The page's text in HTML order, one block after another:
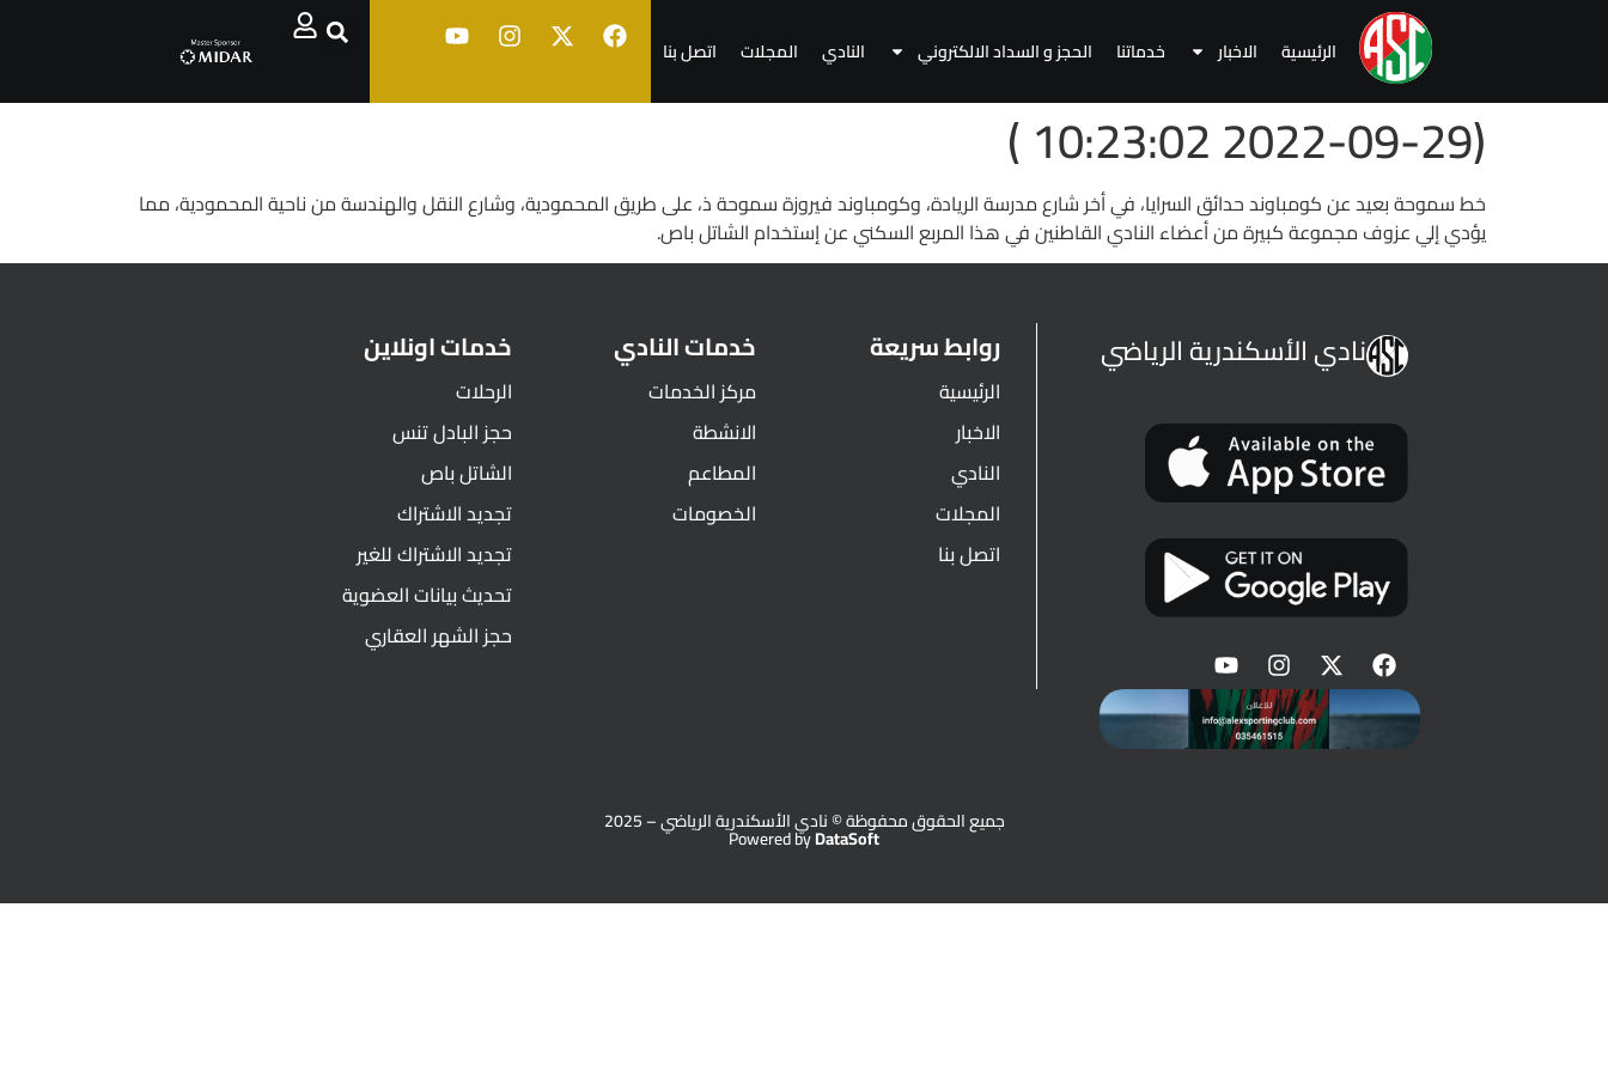
الرئيسية الاخبار خدماتنا الحجز و السداد الالكتروني النادي المجلات اتصل بنا
(2022-09-29 10:23:02 )
خط سموحة بعيد عن كومباوند حدائق السرايا، في أخر شارع مدرسة الريادة، وكومباوند فيروزة سموحة ذ، على طريق المحمودية، وشارع النقل والهندسة من ناحية المحمودية، مما
يؤدي إلي عزوف مجموعة كبيرة من أعضاء النادي القاطنين في هذا المربع السكني عن إستخدام الشاتل باص.
نادي الأسكندرية الرياضي روابط سريعة
الرئيسية
الاخبار
النادي
المجلات
اتصل بنا
خدمات النادي
مركز الخدمات
الانشطة
المطاعم
الخصومات
خدمات اونلاين
الرحلات
حجز البادل تنس
الشاتل باص
تجديد الاشتراك
تجديد الاشتراك للغير
تحديث بيانات العضوية
حجز الشهر العقاري
جميع الحقوق محفوظة © نادي الأسكندرية الرياضي – 2025
Powered byDataSoft